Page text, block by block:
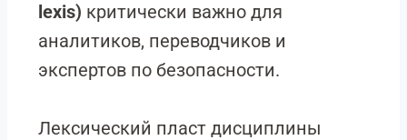
lexis) критически важно для
аналитиков, переводчиков и
экспертов по безопасности.
Лексический пласт дисциплины